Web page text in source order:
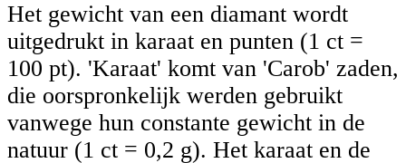
Het gewicht van een diamant wordt
uitgedrukt in karaat en punten (1 ct =
100 pt). 'Karaat' komt van 'Carob' zaden,
die oorspronkelijk werden gebruikt
vanwege hun constante gewicht in de
natuur (1 ct = 0,2 g). Het karaat en de